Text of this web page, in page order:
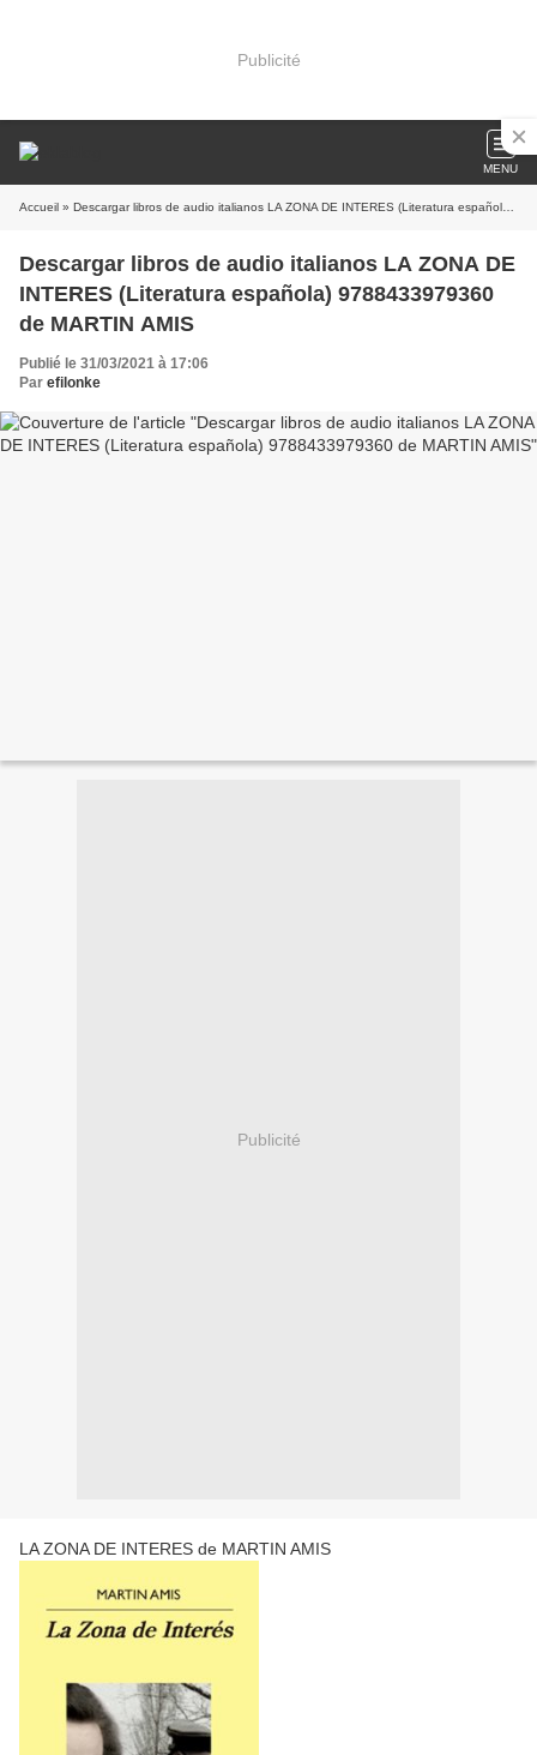
Publicité
MENU
Accueil » Descargar libros de audio italianos LA ZONA DE INTERES (Literatura española) 9788433979360 de MARTIN AMIS
Descargar libros de audio italianos LA ZONA DE
INTERES (Literatura española) 9788433979360
de MARTIN AMIS
Publié le 31/03/2021 à 17:06
Par efilonke
Publicité
LA ZONA DE INTERES de MARTIN AMIS